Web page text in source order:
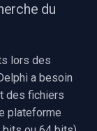
du
lors des
a besoin
des fichiers
plateforme